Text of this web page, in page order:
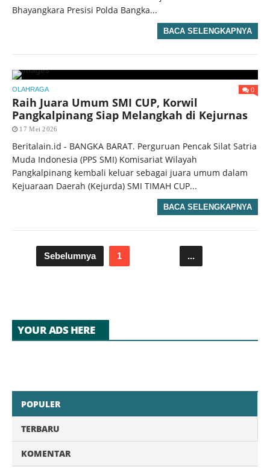
Bhayangkara Presisi Polda Bangka...
BACA SELENGKAPNYA
OLAHRAGA 0
Raih Juara Umum SMI CUP, Korwil
Pangkalpinang Siap Melangkah di Kejurnas
17 Mei 2026
Beritalain.id - BANGKA BARAT. Perguruan Pencak Silat Satria
Muda Indonesia (PPS SMI) Komisariat Wilayah
Pangkalpinang kembali keluar sebagai juara umum dalam
Kejuaraan Daerah (Kejurda) SMI TIMAH CUP...
BACA SELENGKAPNYA
Sebelumnya 1 ...
YOUR ADS HERE
POPULER
TERBARU
KOMENTAR